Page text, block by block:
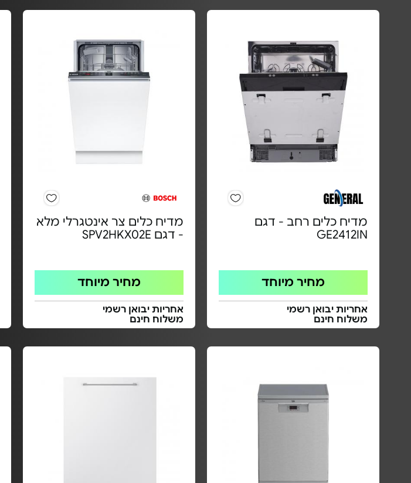
מדיח כלים רחב - דגם
GE2412IN
מחיר מיוחד
אחריות יבואן רשמי
משלוח חינם
מדיח כלים צר אינטגרלי מלא
- דגם SPV2HKX02E
מחיר מיוחד
אחריות יבואן רשמי
משלוח חינם